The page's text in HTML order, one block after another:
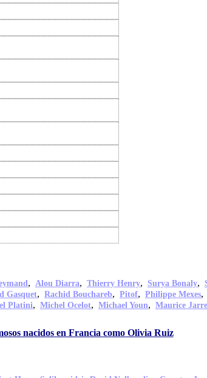
, Alou Diarra, Thierry Henry, Surya Bonaly,
Gasquet, Rachid Bouchareb, Pitof, Philippe Mexes,
Platini, Michel Ocelot, Michael Youn, Maurice Jarre
nacidos en Francia como Olivia Ruiz